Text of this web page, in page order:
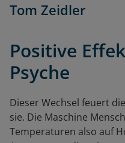
Tom Zeidler
Positive
Psyche
Dieser Wechsel feuert
sie. Die Maschine
Temperaturen also auf